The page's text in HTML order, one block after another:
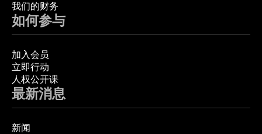
我们的财务
如何参与
加入会员
立即行动
人权公开课
最新消息
新闻